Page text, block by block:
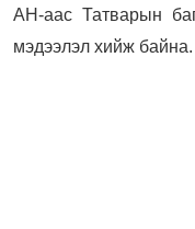
АН-аас Татварын
мэдээлэл хийж байна.